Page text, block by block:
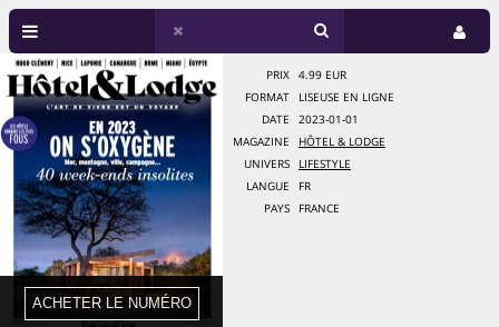
PRIX
4.99 EUR
FORMAT
LISEUSE EN LIGNE
DATE
2023-01-01
MAGAZINE
HÔTEL & LODGE
UNIVERS
LIFESTYLE
LANGUE
FR
PAYS
FRANCE